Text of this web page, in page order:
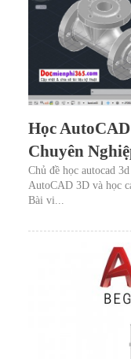
Học
Chuyên
Chủ đề học autocad
AutoCAD 3D và học
Bài vi...